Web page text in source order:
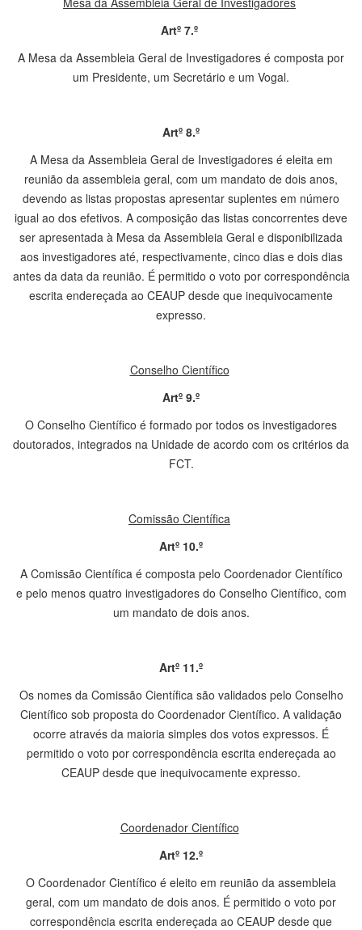
Artº 7.º
A Mesa da Assembleia Geral de Investigadores é composta por
um Presidente, um Secretário e um Vogal.
Artº 8.º
A Mesa da Assembleia Geral de Investigadores é eleita em
reunião da assembleia geral, com um mandato de dois anos,
devendo as listas propostas apresentar suplentes em número
igual ao dos efetivos. A composição das listas concorrentes deve
ser apresentada à Mesa da Assembleia Geral e disponibilizada
aos investigadores até, respectivamente, cinco dias e dois dias
antes da data da reunião. É permitido o voto por correspondência
escrita endereçada ao CEAUP desde que inequivocamente
expresso.
Conselho Científico
Artº 9.º
O Conselho Científico é formado por todos os investigadores
doutorados, integrados na Unidade de acordo com os critérios da
FCT.
Comissão Científica
Artº 10.º
A Comissão Científica é composta pelo Coordenador Científico
e pelo menos quatro investigadores do Conselho Científico, com
um mandato de dois anos.
Artº 11.º
Os nomes da Comissão Científica são validados pelo Conselho
Científico sob proposta do Coordenador Científico. A validação
ocorre através da maioria simples dos votos expressos. É
permitido o voto por correspondência escrita endereçada ao
CEAUP desde que inequivocamente expresso.
Coordenador Científico
Artº 12.º
O Coordenador Científico é eleito em reunião da assembleia
geral, com um mandato de dois anos. É permitido o voto por
correspondência escrita endereçada ao CEAUP desde que